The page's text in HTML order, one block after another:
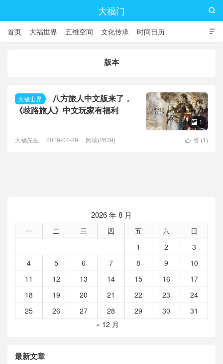
大福门

首页 大福世界 五维空间 文化传承 时间日历

版本
大福世界
八方旅人中文版来了，
《歧路旅人》中文玩家有福利
 1
 赞 (1)
大福先生 2019-04-29 阅读(2639)
2026 年 8 月
一 二 三 四 五 六
日
1
2
3
4
5 6 7 8 9
10
11
12 13 14 15 16
17
18
19 20 21 22 23
24
25
26 27 28 29 30
31
« 12 月
最新文章